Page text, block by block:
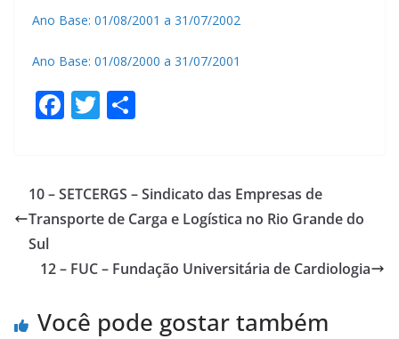
Ano Base: 01/08/2001 a 31/07/2002
Ano Base: 01/08/2000 a 31/07/2001
F
b
o
k
T
er e
10 – SETCERGS – Sindicato das Empresas de
Transporte de Carga e Logística no Rio Grande do
Sul
12 – FUC – Fundação Universitária de Cardiologia
Você pode gostar também